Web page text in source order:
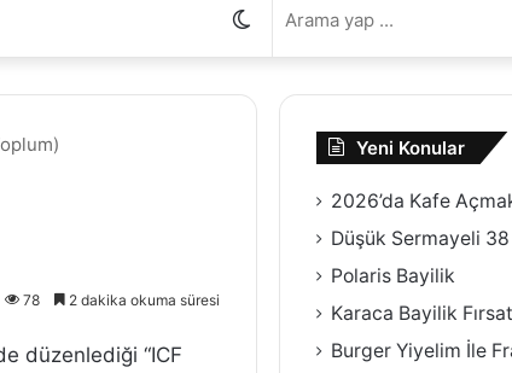
görünümü
değiştir
78 2 dakika okuma süresi
düzenlediği “ICF
Yeni Konular
2026’da Kafe
Düşük Sermayeli
Polaris Bayilik
Karaca Bayilik
Burger Yiyelim İle